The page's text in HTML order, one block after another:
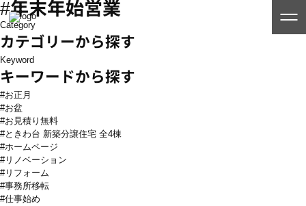
#年末年始営業
Category
カテゴリーから探す
Keyword
キーワードから探す
#お正月
#お盆
#お見積り無料
#ときわ台 新築分譲住宅 全4棟
#ホームページ
#リノベーション
#リフォーム
#事務所移転
#仕事始め